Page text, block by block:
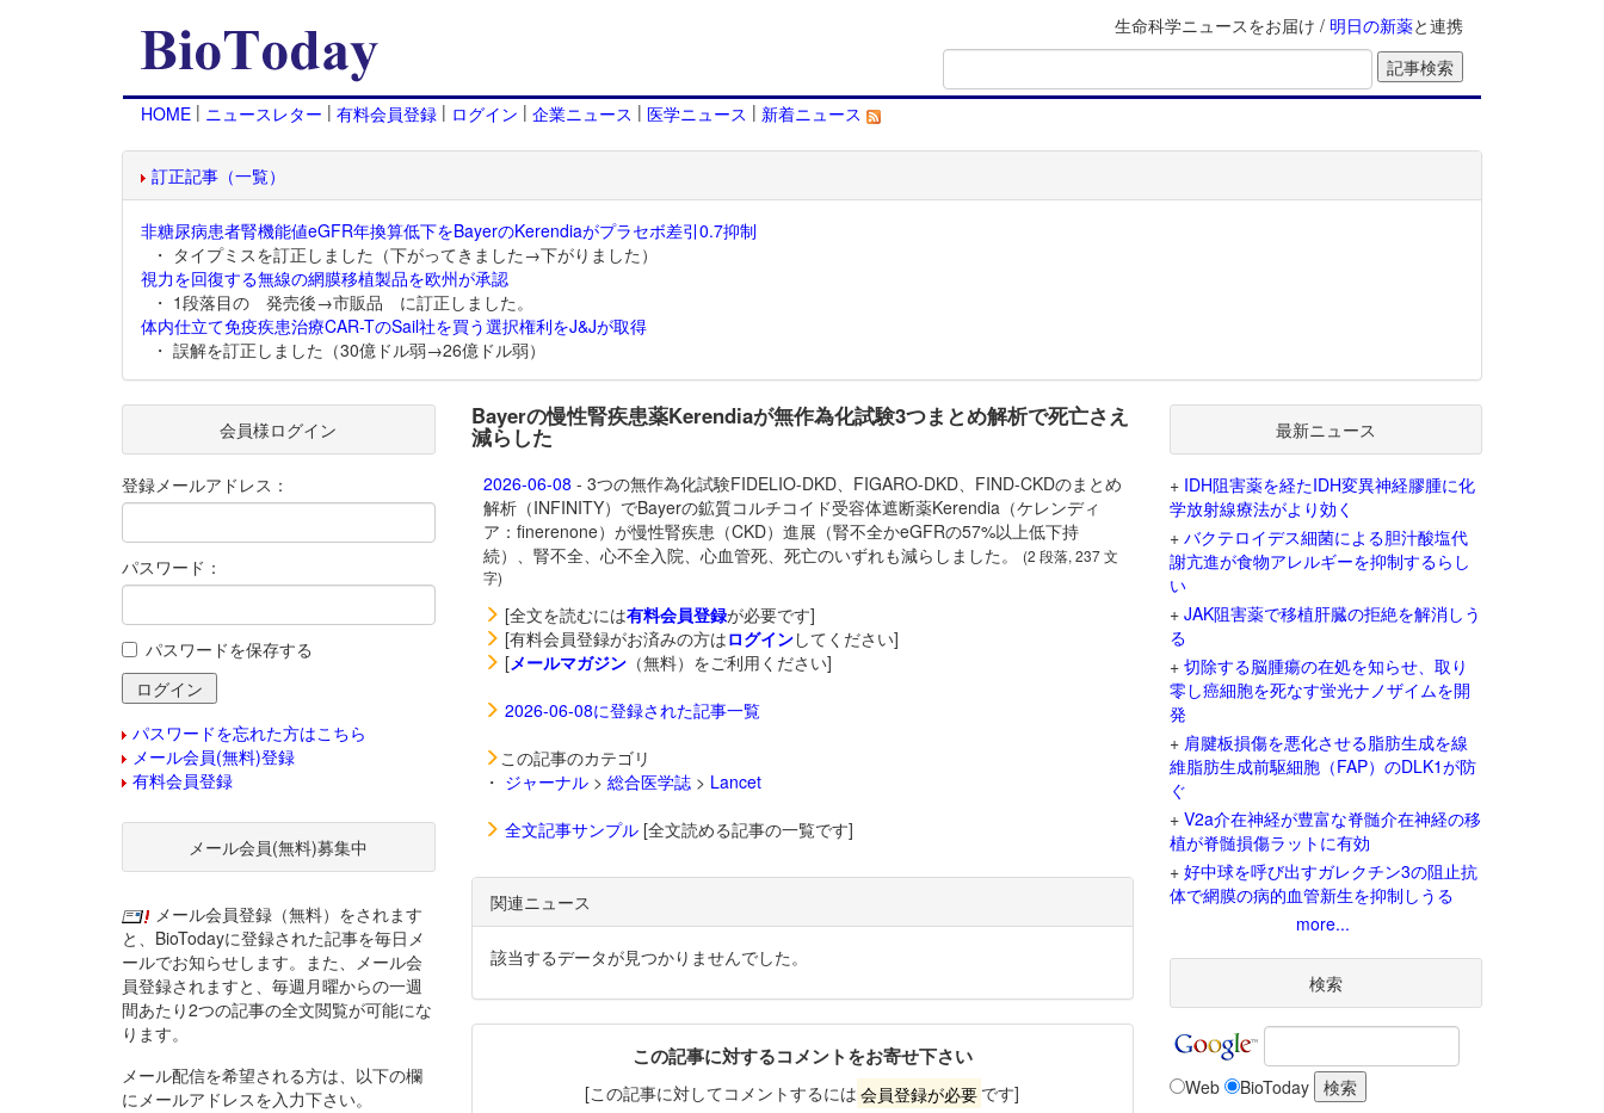
生命科学ニュースをお届け / 明日の新薬と連携
HOME | ニュースレター | 有料会員登録 | ログイン | 企業ニュース | 医学ニュース | 新着ニュース
訂正記事（一覧）
非糖尿病患者腎機能値eGFR年換算低下をBayerのKerendiaがプラセボ差引0.7抑制
・ タイプミスを訂正しました（下がってきました→下がりました）
視力を回復する無線の網膜移植製品を欧州が承認
・ 1段落目の 発売後→市販品 に訂正しました。
体内仕立て免疫疾患治療CAR-TのSail社を買う選択権利をJ&Jが取得
・ 誤解を訂正しました（30億ドル弱→26億ドル弱）
Bayerの慢性腎疾患薬Kerendiaが無作為化試験3つまとめ解析で死亡さえ
減らした
2026-06-08 - 3つの無作為化試験FIDELIO-DKD、FIGARO-DKD、FIND-CKDのまとめ
解析（INFINITY）でBayerの鉱質コルチコイド受容体遮断薬Kerendia（ケレンディ
ア：finerenone）が慢性腎疾患（CKD）進展（腎不全かeGFRの57%以上低下持
続）、腎不全、心不全入院、心血管死、死亡のいずれも減らしました。
(2 段落, 237 文
字)
[全文を読むには有料会員登録が必要です]
[有料会員登録がお済みの方はログインしてください]
[メールマガジン（無料）をご利用ください]
2026-06-08に登録された記事一覧
この記事のカテゴリ
・ ジャーナル> 総合医学誌> Lancet
全文記事サンプル[全文読める記事の一覧です]
関連ニュース
該当するデータが見つかりませんでした。
この記事に対するコメントをお寄せ下さい
[この記事に対してコメントするには 会員登録が必要 です]
会員様ログイン
登録メールアドレス：
パスワード：
パスワードを保存する
パスワードを忘れた方はこちら
メール会員(無料)登録
有料会員登録
メール会員(無料)募集中
メール会員登録（無料）をされます
と、BioTodayに登録された記事を毎日メ
ールでお知らせします。また、メール会
員登録されますと、毎週月曜からの一週
間あたり2つの記事の全文閲覧が可能にな
ります。
メール配信を希望される方は、以下の欄
にメールアドレスを入力下さい。
最新ニュース
+ IDH阻害薬を経たIDH変異神経膠腫に化
学放射線療法がより効く
+ バクテロイデス細菌による胆汁酸塩代
謝亢進が食物アレルギーを抑制するらし
い
+ JAK阻害薬で移植肝臓の拒絶を解消しう
る
+ 切除する脳腫瘍の在処を知らせ、取り
零し癌細胞を死なす蛍光ナノザイムを開
発
+ 肩腱板損傷を悪化させる脂肪生成を線
維脂肪生成前駆細胞（FAP）のDLK1が防
ぐ
+ V2a介在神経が豊富な脊髄介在神経の移
植が脊髄損傷ラットに有効
+ 好中球を呼び出すガレクチン3の阻止抗
体で網膜の病的血管新生を抑制しうる
more...
検索
Web BioToday